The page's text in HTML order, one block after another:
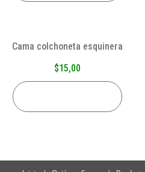
Cama colchoneta esquinera
$15,00